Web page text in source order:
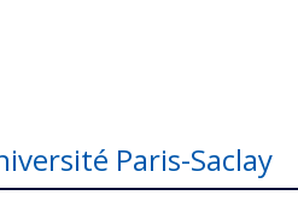
Paris-Saclay